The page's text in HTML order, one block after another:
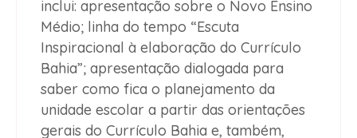
inclui: apresentação sobre o Novo Ensino
Médio; linha do tempo “Escuta
Inspiracional à elaboração do Currículo
Bahia”; apresentação dialogada para
saber como fica o planejamento da
unidade escolar a partir das orientações
gerais do Currículo Bahia e, também,